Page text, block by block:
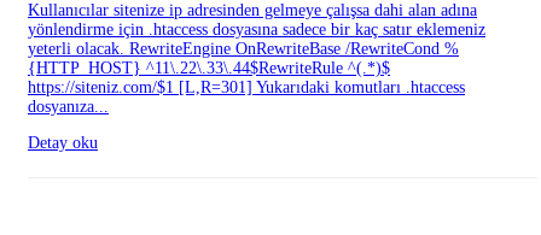
Kullanıcılar sitenize ip adresinden gelmeye çalışsa dahi alan adına
yönlendirme için .htaccess dosyasına sadece bir kaç satır eklemeniz
yeterli olacak. RewriteEngine OnRewriteBase /RewriteCond %
{HTTP_HOST} ^11\.22\.33\.44$RewriteRule ^(.*)$
https://siteniz.com/$1 [L,R=301] Yukarıdaki komutları .htaccess
dosyanıza...
Detay oku